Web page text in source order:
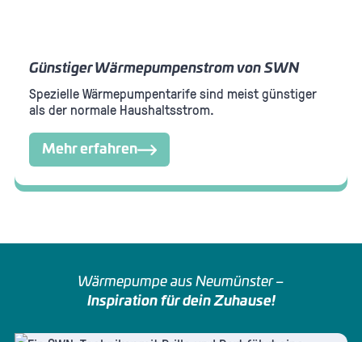
Günstiger Wärmepumpenstrom von SWN
Spezielle Wärmepumpentarife sind meist günstiger
als der normale Haushaltsstrom.
Mehr erfahren
Wärmepumpe aus Neumünster –
Inspiration für dein Zuhause!